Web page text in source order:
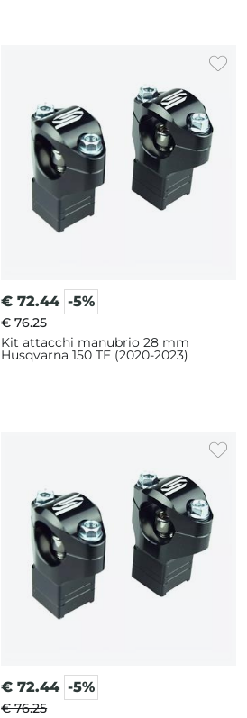
€ 72.44 -5%
€ 76.25
Kit attacchi manubrio 28 mm
Husqvarna 150 TE (2020-2023)
€ 72.44 -5%
€ 76.25